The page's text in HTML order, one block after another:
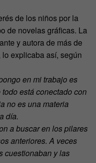
de los niños por la
de novelas gráficas. La
y autora de más de
explicaba así, según
en mi trabajo es
está conectado con
no es una materia
día.
a buscar en los pilares
anteriores. A veces
cuestionaban y las